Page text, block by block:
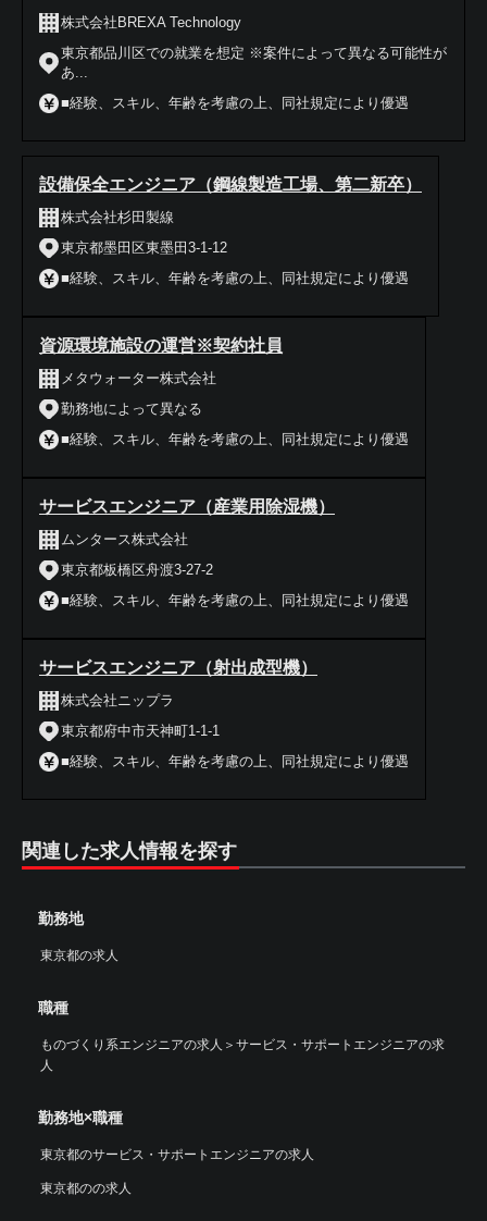
株式会社BREXA Technology
東京都品川区での就業を想定 ※案件によって異なる可能性が
あ...
■経験、スキル、年齢を考慮の上、同社規定により優遇
設備保全エンジニア（鋼線製造工場、第二新卒）
株式会社杉田製線
東京都墨田区東墨田3-1-12
■経験、スキル、年齢を考慮の上、同社規定により優遇
資源環境施設の運営※契約社員
メタウォーター株式会社
勤務地によって異なる
■経験、スキル、年齢を考慮の上、同社規定により優遇
サービスエンジニア（産業用除湿機）
ムンタース株式会社
東京都板橋区舟渡3-27-2
■経験、スキル、年齢を考慮の上、同社規定により優遇
サービスエンジニア（射出成型機）
株式会社ニップラ
東京都府中市天神町1-1-1
■経験、スキル、年齢を考慮の上、同社規定により優遇
関連した求人情報を探す
勤務地
東京都の求人
職種
ものづくり系エンジニアの求人 ＞ サービス・サポートエンジニアの求
人
勤務地×職種
東京都のサービス・サポートエンジニアの求人
東京都のの求人